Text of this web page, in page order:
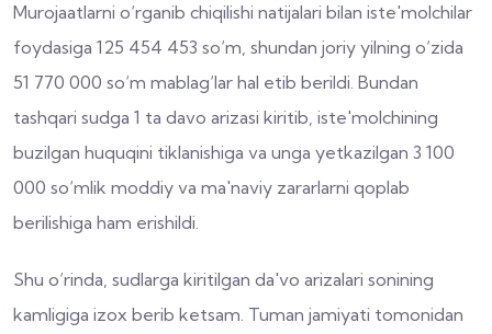
Murojaatlarni o‘rganib chiqilishi natijalari bilan iste'molchilar
foydasiga 125 454 453 so‘m, shundan joriy yilning o‘zida
51 770 000 so‘m mablag‘lar hal etib berildi. Bundan
tashqari sudga 1 ta davo arizasi kiritib, iste'molchining
buzilgan huquqini tiklanishiga va unga yetkazilgan 3 100
000 so‘mlik moddiy va ma'naviy zararlarni qoplab
berilishiga ham erishildi.
Shu o‘rinda, sudlarga kiritilgan da'vo arizalari sonining
kamligiga izox berib ketsam. Tuman jamiyati tomonidan